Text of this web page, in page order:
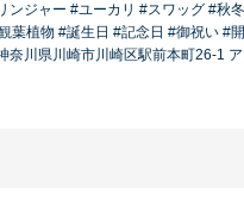
ンジャー #ユーカリ #スワッグ #
#観葉植物 #誕生日 #記念日 #御
神奈川県川崎市川崎区駅前本